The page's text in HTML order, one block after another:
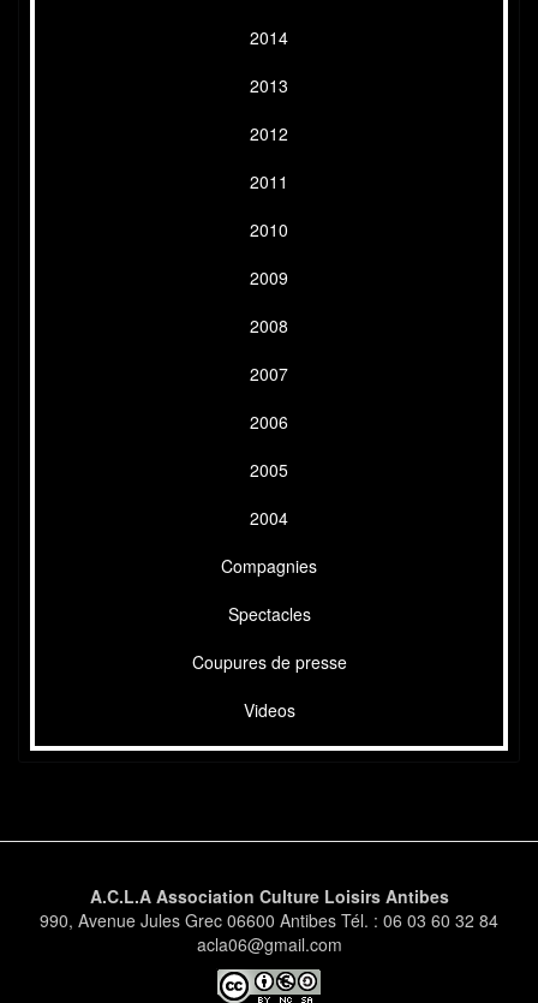
2014
2013
2012
2011
2010
2009
2008
2007
2006
2005
2004
Compagnies
Spectacles
Coupures de presse
Videos
A.C.L.A Association Culture Loisirs Antibes
990, Avenue Jules Grec 06600 Antibes Tél. : 06 03 60 32 84
acla06@gmail.com